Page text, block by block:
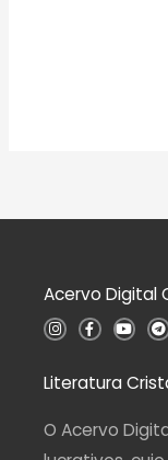
Acervo Digital
I
n
a
g
a
m
F
a
b
o
-
f
Y
o
u
b
T
e
g
r
Literatura
O Acervo